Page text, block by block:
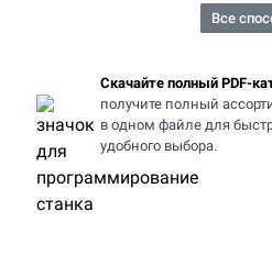
Все
Скачайте полный PDF-
получите полный
в одном файле для
удобного выбора.